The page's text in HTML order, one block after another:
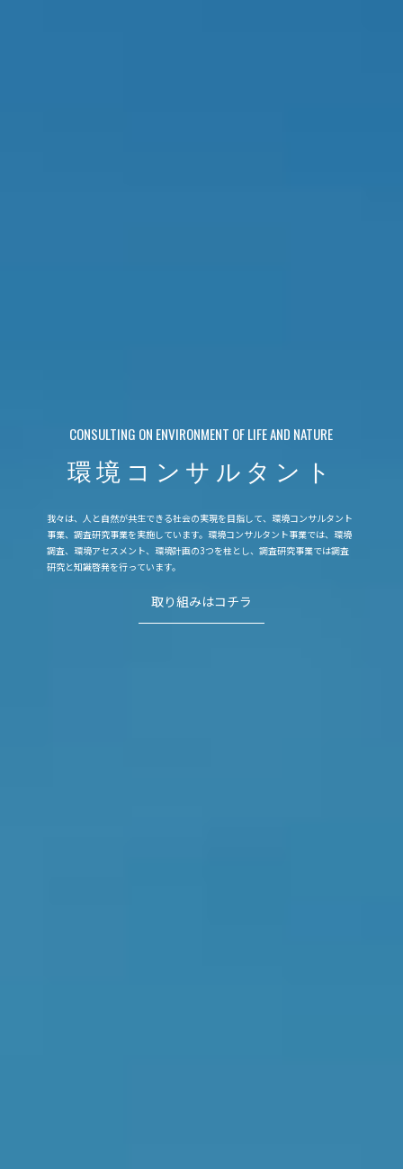
CONSULTING ON ENVIRONMENT OF LIFE AND NATURE
環境コンサルタント
我々は、人と自然が共生できる社会の実現を目指して、環境コンサルタント
事業、調査研究事業を実施しています。環境コンサルタント事業では、環境
調査、環境アセスメント、環境計画の3つを柱とし、調査研究事業では調査
研究と知識啓発を行っています。
取り組みはコチラ